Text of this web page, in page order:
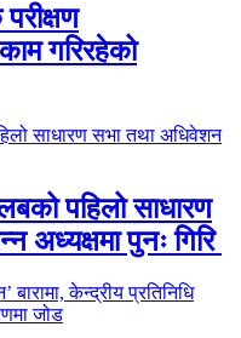
गरिरहेको
पहिलो साधारण
अध्यक्षमा पुनः गिरि